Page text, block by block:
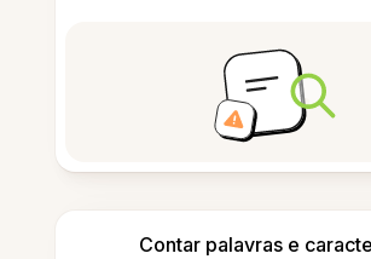
Contar palavras e